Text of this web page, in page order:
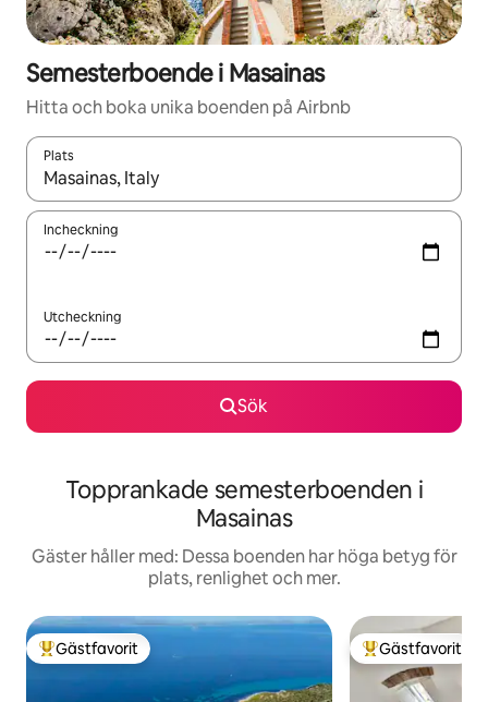
Semesterboende i Masainas
Hitta och boka unika boenden på Airbnb
Plats
När resultaten är tillgängliga kan du navigera med upp- och
Incheckning
Utcheckning
Sök
Topprankade semesterboenden i
Masainas
Gäster håller med: Dessa boenden har höga betyg för
plats, renlighet och mer.
Populär gästfavorit
Gästfavorit Populär
Gästfavorit